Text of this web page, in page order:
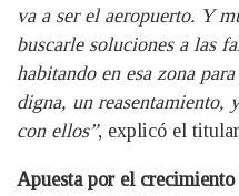
va a ser el aeropuerto. Y
buscarle soluciones a las
habitando en esa zona
digna, un reasentamiento,
con ellos”, explicó el
Apuesta por el